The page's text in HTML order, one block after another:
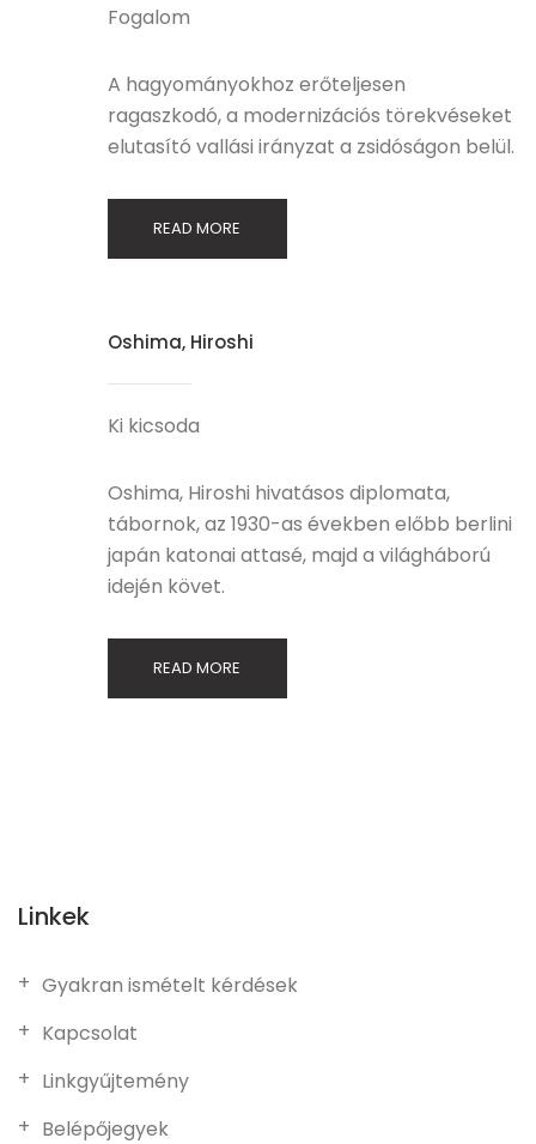
Fogalom
A hagyományokhoz erőteljesen
ragaszkodó, a modernizációs törekvéseket
elutasító vallási irányzat a zsidóságon belül.
READ MORE
Oshima, Hiroshi
Ki kicsoda
Oshima, Hiroshi hivatásos diplomata,
tábornok, az 1930-as években előbb berlini
japán katonai attasé, majd a világháború
idején követ.
READ MORE
Linkek
Gyakran ismételt kérdések
Kapcsolat
Linkgyűjtemény
Belépőjegyek